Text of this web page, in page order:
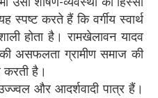
स्पष्ट करते हैं कि वर्गीय स्वार्थ
होता है। रामखेलावन यादव
असफलता ग्रामीण समाज की
है।
और आदर्शवादी पात्र हैं।